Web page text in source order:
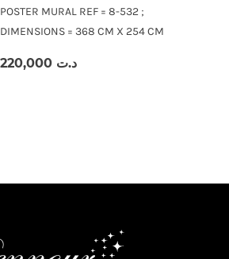
POSTER MURAL REF = 8-532 ;
DIMENSIONS = 368 CM X 254 CM
د.ت